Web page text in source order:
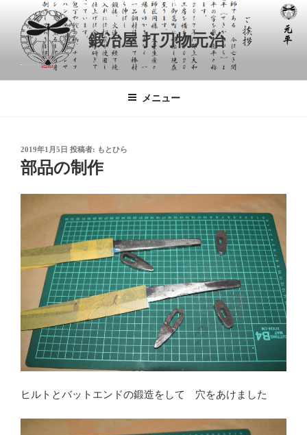
鍛冶屋 打刃物元治
メニュー
投
稿
日:
2019年1月5日 投稿者: もとひら
部品の制作
ヒルトとバットエンドの鍛造をして 穴をあけました